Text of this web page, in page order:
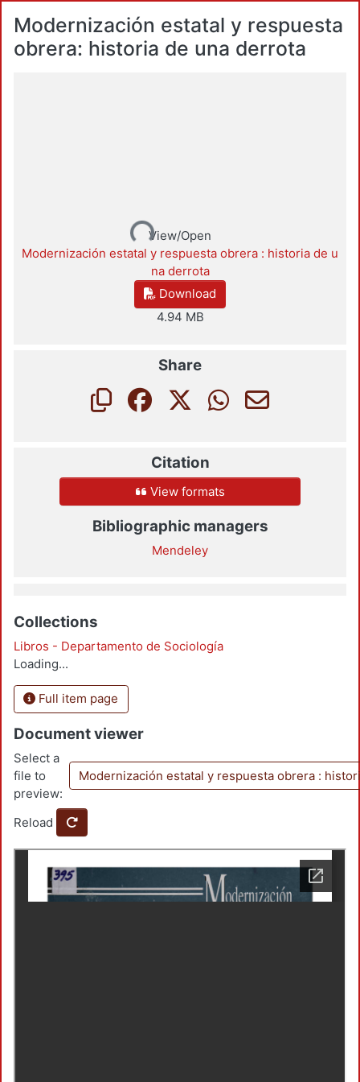
Modernización estatal y respuesta
obrera: historia de una derrota
Loading...View/Open
Modernización estatal y respuesta obrera : historia de u
na derrota
Download
4.94 MB
Share
Citation
View formats
Bibliographic managers
Mendeley
Collections
Libros - Departamento de Sociología
Loading...
Full item page
Document viewer
Select a
file to
preview:
Modernización estatal y respuesta obrera :
Reload